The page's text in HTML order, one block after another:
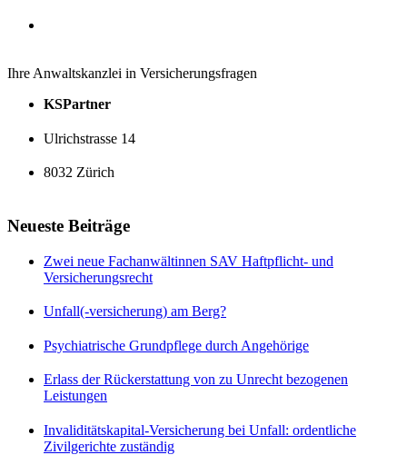
Ihre Anwaltskanzlei in Versicherungsfragen
KSPartner
Ulrichstrasse 14
8032 Zürich
Neueste Beiträge
Zwei neue Fachanwältinnen SAV Haftpflicht- und
Versicherungsrecht
Unfall(-versicherung) am Berg?
Psychiatrische Grundpflege durch Angehörige
Erlass der Rückerstattung von zu Unrecht bezogenen
Leistungen
Invaliditätskapital-Versicherung bei Unfall: ordentliche
Zivilgerichte zuständig